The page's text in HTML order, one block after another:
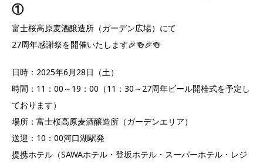
①
富士桜高原麦酒醸造所（ガーデン広場）にて
27周年感謝祭を開催いたします🎉🍻🎉🍻
日時：2025年6月28日（土）
時間：11：00～19：00（11：30～27周年ビール開栓式を予定し
ております）
場所：富士桜高原麦酒醸造所（ガーデンエリア）
送迎：10：00河口湖駅発
提携ホテル（SAWAホテル・登坂ホテル・スーパーホテル・レジ